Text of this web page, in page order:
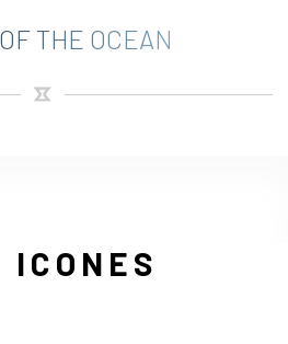
THE OCEAN
ICONES